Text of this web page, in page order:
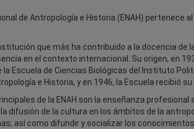
de Antropología e Historia (ENAH) pertenece
institución que más ha contribuido a la docencia
en el contexto internacional. Su origen, en
la Escuela de Ciencias Biológicas del Instituto
e Historia, y en 1946, la Escuela recibió su
de la ENAH son la enseñanza
difusión de la cultura en los ámbitos de la
así como difundir y socializar los